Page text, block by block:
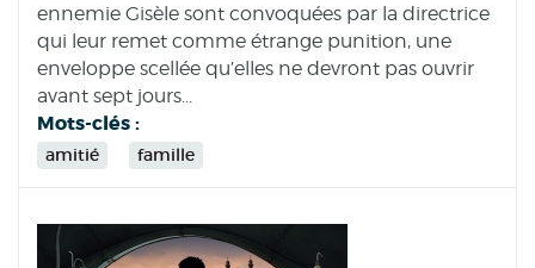
ennemie Gisèle sont convoquées par la directrice
qui leur remet comme étrange punition, une
enveloppe scellée qu’elles ne devront pas ouvrir
avant sept jours...
Mots-clés :
amitié famille